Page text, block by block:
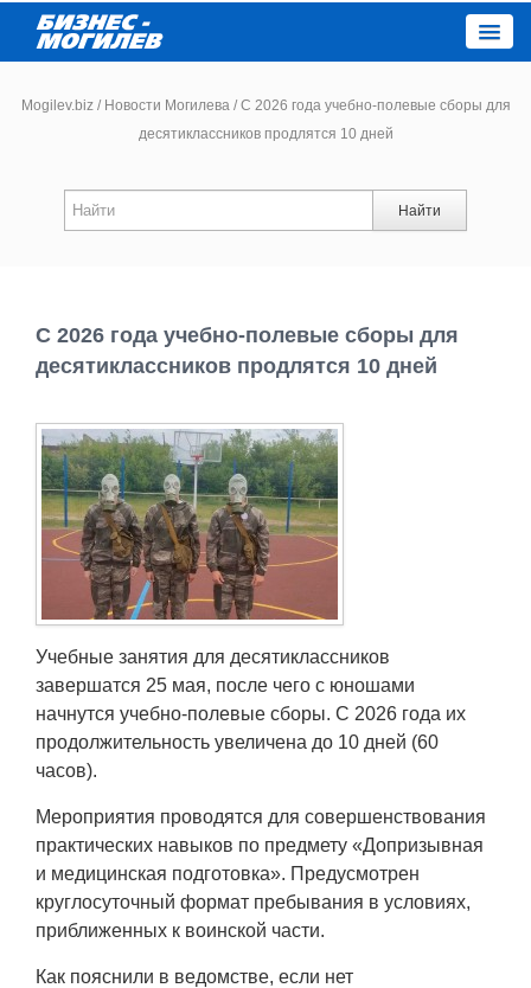
Новости
Работа
Афиша
Объявления
Транспорт
Курсы валют
Mogilev.biz / Новости Могилева /С 2026 года учебно-полевые сборы для
десятиклассников продлятся 10 дней
Найти
С 2026 года учебно-полевые сборы для
десятиклассников продлятся 10 дней
Учебные занятия для десятиклассников
завершатся 25 мая, после чего с юношами
начнутся учебно-полевые сборы. С 2026 года их
продолжительность увеличена до 10 дней (60
часов).
Мероприятия проводятся для совершенствования
практических навыков по предмету «Допризывная
и медицинская подготовка». Предусмотрен
круглосуточный формат пребывания в условиях,
приближенных к воинской части.
Как пояснили в ведомстве, если нет